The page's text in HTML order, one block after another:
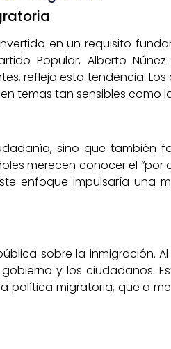
en un requisito
Popular, Alberto
refleja esta tendencia.
temas tan sensibles como
sino que también
merecen conocer el “por
enfoque impulsaría una
sobre la inmigración. Al
y los ciudadanos.
política migratoria, que a